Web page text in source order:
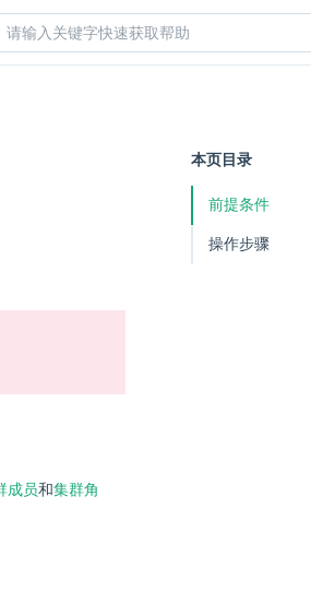
成员和集群角
本页目录
前提条件
操作步骤